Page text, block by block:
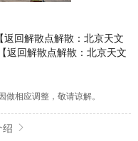
回解散点解散：北京天文
返回解散点解散：北京天文
相应调整，敬请谅解。
绍 